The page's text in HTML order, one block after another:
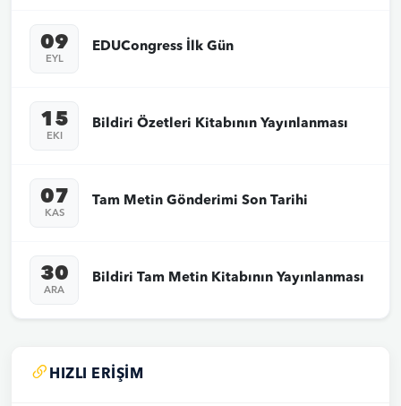
09
EYL
EDUCongress İlk Gün
15
EKI
Bildiri Özetleri Kitabının Yayınlanması
07
KAS
Tam Metin Gönderimi Son Tarihi
30
ARA
Bildiri Tam Metin Kitabının Yayınlanması
HIZLI ERIŞIM